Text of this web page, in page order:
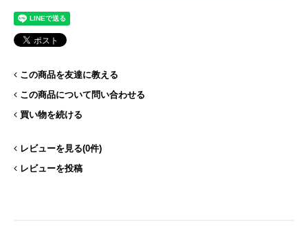
この商品を友達に教える
この商品について問い合わせる
買い物を続ける
レビューを見る(0件)
レビューを投稿